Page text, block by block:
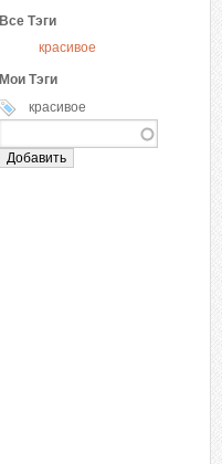
Все Тэги
красивое
Мои Тэги
красивое